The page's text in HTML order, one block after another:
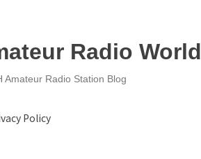
Radio World
Amateur Radio Station Blog
Policy